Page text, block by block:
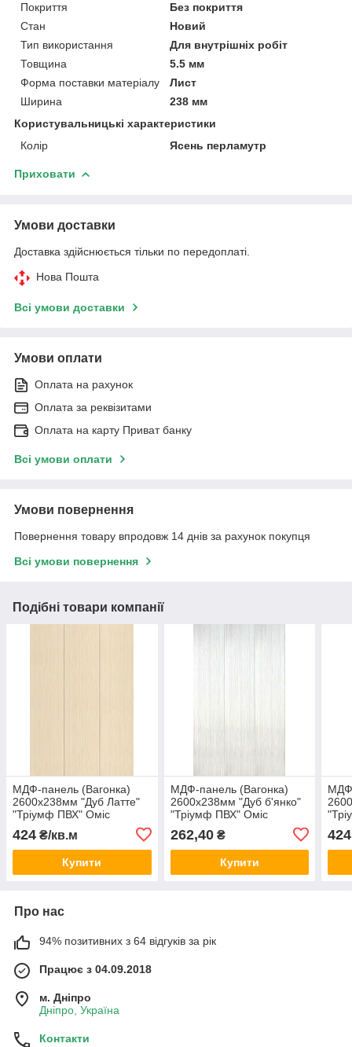
Покриття
Без покриття
Стан
Новий
Тип використання
Для внутрішніх робіт
Товщина
5.5 мм
Форма поставки матеріалу
Лист
Ширина
238 мм
Користувальницькі характеристики
Колір
Ясень перламутр
Приховати
Умови доставки
Доставка здійснюється тільки по передоплаті.
Нова Пошта
Всі умови доставки
Умови оплати
Оплата на рахунок
Оплата за реквізитами
Оплата на карту Приват банку
Всі умови оплати
Умови повернення
Повернення товару впродовж 14 днів за рахунок покупця
Всі умови повернення
Подібні товари компанії
МДФ-панель (Вагонка)
2600х238мм "Дуб Латте"
"Тріумф ПВХ" Оміс
424 ₴/кв.м
Купити
МДФ-панель (Вагонка)
2600х238мм "Дуб б'янко"
"Тріумф ПВХ" Оміс
262,40₴
Купити
424
Про нас
94% позитивних з 64 відгуків за рік
Працює з 04.09.2018
м. Дніпро
Дніпро, Україна
Контакти